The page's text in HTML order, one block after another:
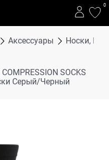
0
Аксессуары Носки,
SOCKS
Серый/Черный